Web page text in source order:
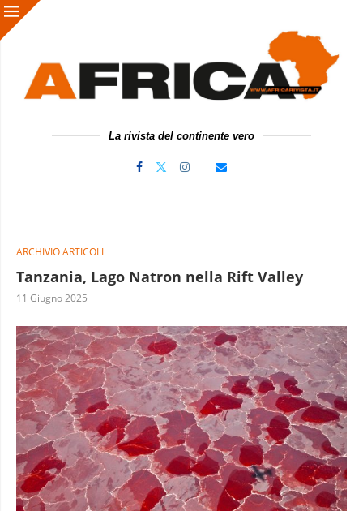
La rivista del continente vero
ARCHIVIO ARTICOLI
Tanzania, Lago Natron nella Rift Valley
11 Giugno 2025